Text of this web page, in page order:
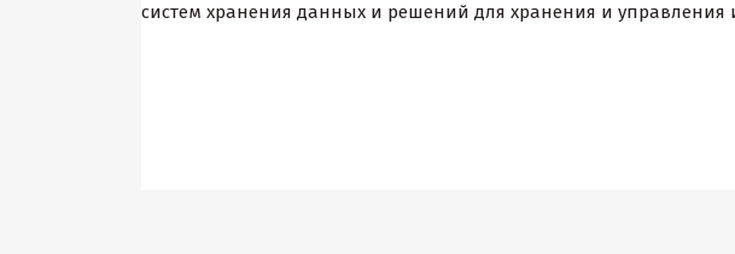
систем хранения данных и решений для хранения и